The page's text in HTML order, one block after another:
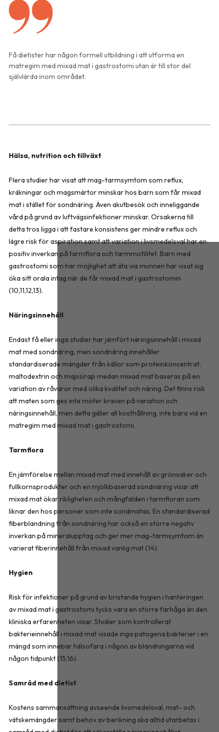
Få dietister har någon formell utbildning i att utforma en
matregim med mixad mat i gastrostomi utan är till stor del
självlärda inom området.
Hälsa, nutrition och tillväxt
Flera studier har visat att mag-tarmsymtom som reflux,
kräkningar och magsmärtor min­skar hos barn som får mixad
mat i stället för sondnäring. Även akut­besök och inneliggande
vård på grund av luftvägsinfektioner minskar. Orsakerna till
detta tros ligga i att fastare konsistens ger mindre reflux och
lägre risk för aspiration samt att variation i livsmedelsval har en
positiv inverkan på tarmflora och tarmmotilitet. Barn med
gastrostomi som har möjlighet att äta via munnen har visat sig
öka sitt orala intag när de får mixad mat i gastrostomin
(10,11,12,13).
Näringsinnehåll
Endast få eller inga studier har jämfört näringsinnehåll i mixad
mat med sondnäring, men sondnäring innehåller
standardiserade mängder från källor som proteinkoncentrat,
maltodextrin och majssirap medan mixad mat baseras på en
variation av råvaror med olika kvalitet och näring. Det finns risk
att maten som ges inte möter kraven på variation och
näringsinnehåll, men detta gäller all kosthållning, inte bara vid en
matregim med mixad mat i gastrostomi.
Tarmflora
En jämförelse mellan mixad mat med innehåll av grönsaker och
fullkornsprodukter och en mjölkbaserad sondnäring visar att
mixad mat ökar rikligheten och mångfalden i tarmfloran som
liknar den hos personer som inte sondmat­as. En standardiserad
fiberblandning från sondnäring har också en större negativ
inverkan på mineralupptag och ger mer mag-tarmsymtom än
varierat fiberinnehåll från mixad vanlig mat (14).
Hygien
Risk för infektioner på grund av bristande hygien i hanteringen
av mixad mat i gastrostomi tycks vara en större farhåga än den
kliniska erfarenheten visar. Studier som kontrollerat
bakterieinnehåll i mixad mat visade inga patogena bakterier i en
mängd som innebar hälsofara i någon av blandningarna vid
någon tidpunkt (15,16).
Samråd med dietist
Kostens sammansättning avseende livsmedelsval, mat- och
vätskemängder samt behov av berikning ska alltid utarbetas i